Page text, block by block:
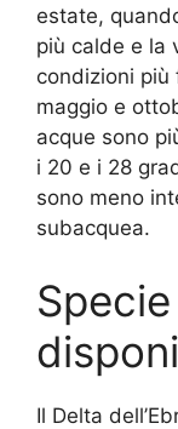
estate,
più calde e la
condizioni più
maggio e
acque sono
i 20 e i 28
sono meno
subacquea.
Il Delta